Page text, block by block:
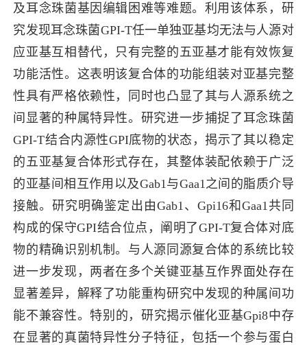
及耳念珠菌基因编辑困难等难题。利用该体系，研
究发现耳念珠菌GPI-T任一单独亚基均无法与人源对
应亚基互相替代，只有完整的五亚基才能有效恢复
功能活性。这表明该复合体的功能组装对亚基完整
性具有严格依赖性，同时也凸显了其与人源系统之
间显著的种属特异性。研究进一步捕捉了耳念珠菌
GPI-T结合内源性GPI底物的状态，揭示了其以稳定
的五亚基复合体形式存在，其整体装配依赖于广泛
的亚基间相互作用以及Gab1与Gaa1之间的脂质介导
接触。研究明确鉴定出由Gab1、Gpi16和Gaa1共同
构成的保守GPI结合位点，阐明了GPI-T复合体对底
物的精确识别机制。与人源同源复合体的系统比较
进一步发现，两者在多个关键亚基互作界面处存在
显著差异，解释了功能重构研究中发现的种属间功
能不兼容性。特别的，研究揭示催化亚基Gpi8中存
在显著的真菌特异性分子特征，包括一个参与蛋白